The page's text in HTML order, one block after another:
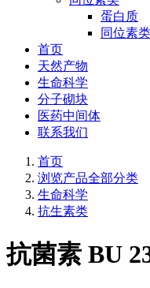
蛋白质
同位素类
首页
天然产物
生命科学
分子砌块
医药中间体
联系我们
首页
浏览产品全部分类
生命科学
抗生素类
抗菌素 BU